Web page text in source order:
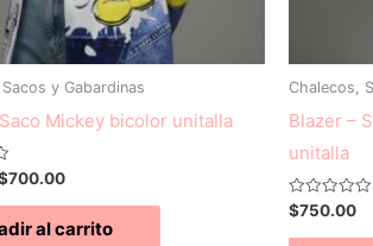
y Gabardinas
Mickey bicolor unitalla
700.00
al carrito
Chalecos,
Blazer –
unitalla
Valorado
con
0
$750.00